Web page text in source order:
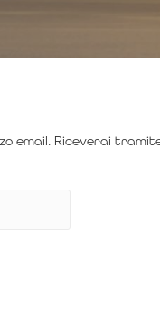
email. Riceverai